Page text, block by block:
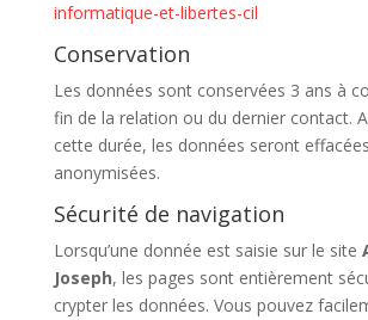
informatique-et-libertes-cil
Conservation
Les données sont conservées 3 ans à
fin de la relation ou du dernier contact.
cette durée, les données seront
anonymisées.
Sécurité de navigation
Lorsqu’une donnée est saisie sur le site
Joseph, les pages sont entièrement
crypter les données. Vous pouvez